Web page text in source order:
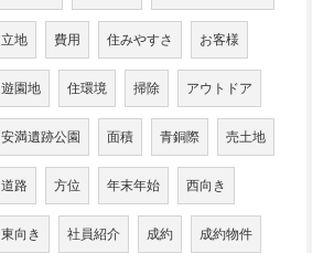
立地 費用 住みやすさ お客様
遊園地 住環境 掃除 アウトドア
安満遺跡公園 面積 青銅際 売土地
道路 方位 年末年始 西向き
東向き 社員紹介 成約 成約物件